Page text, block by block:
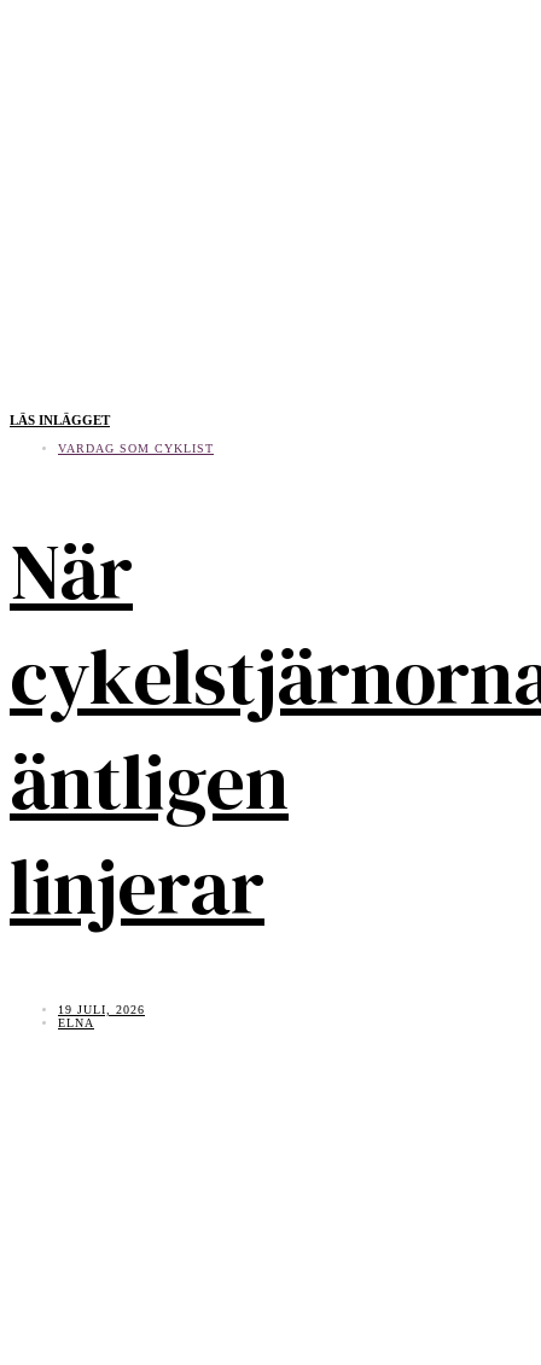
LÄS INLÄGGET
VARDAG SOM CYKLIST
När
äntligen
linjerar
19 JULI, 2026
ELNA